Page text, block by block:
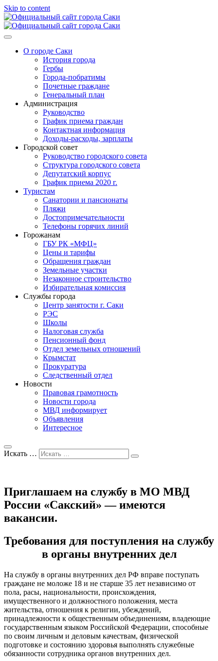
Skip to content
Официальный сайт города Саки
О городе Саки
История города
Гербы
Города-побратимы
Почетные граждане
Генеральный план
Администрация
Руководство
График приема граждан
Контактная информация
Доходы-расходы, зарплаты
Городской совет
Руководство городского совета
Структура городского совета
Депутатский корпус
График приема 2020 г.
Туристам
Санатории и пансионаты
Пляжи
Достопримечательности
Телефоны горячих линий
Горожанам
ГБУ РК «МФЦ»
Цены и тарифы
Обращения граждан
Земельные участки
Незаконное строительство
Избирательная комиссия
Службы города
Центр занятости г. Саки
РЭС
Школы
Налоговая служба
Пенсионный фонд
Отдел земельных отношений
Крымстат
Прокуратура
Следственный отдел
Новости
Правовая грамотность
Новости города
МВД информирует
Объявления
Интересное
Искать …
Приглашаем на службу в МО МВД
России «Сакский» — имеются
вакансии.
Требования для поступления на службу
в органы внутренних дел
На службу в органы внутренних дел РФ вправе поступать
граждане не моложе 18 и не старше 35 лет независимо от
пола, расы, национальности, происхождения,
имущественного и должностного положения, места
жительства, отношения к религии, убеждений,
принадлежности к общественным объединениям, владеющие
государственным языком Российской Федерации, способные
по своим личным и деловым качествам, физической
подготовке и состоянию здоровья выполнять служебные
обязанности сотрудника органов внутренних дел.